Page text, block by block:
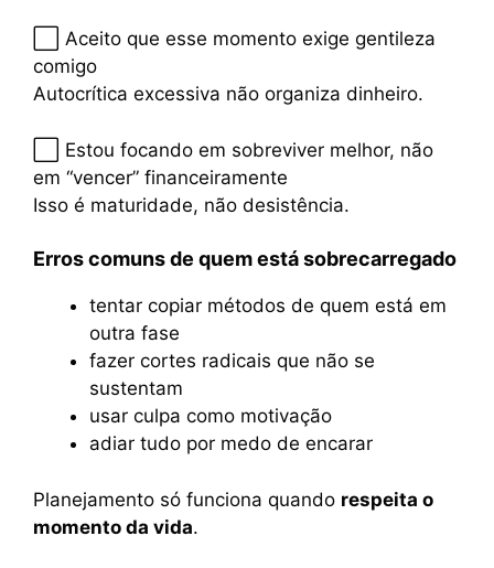
⬜ Aceito que esse momento exige gentileza
comigo
Autocrítica excessiva não organiza dinheiro.
⬜ Estou focando em sobreviver melhor, não
em “vencer” financeiramente
Isso é maturidade, não desistência.
Erros comuns de quem está sobrecarregado
tentar copiar métodos de quem está em
outra fase
fazer cortes radicais que não se
sustentam
usar culpa como motivação
adiar tudo por medo de encarar
Planejamento só funciona quando respeita o
momento da vida.